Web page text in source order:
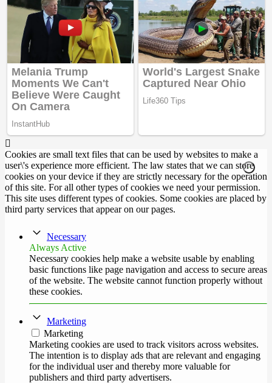
Cookies are small text files that can be used by websites to make a
user\'s experience more efficient. The law states that we can store
cookies on your device if they are strictly necessary for the operation
of this site. For all other types of cookies we need your permission.
This site uses different types of cookies. Some cookies are placed by
third party services that appear on our pages.
Necessary
Always Active
Necessary cookies help make a website usable by enabling
basic functions like page navigation and access to secure areas
of the website. The website cannot function properly without
these cookies.
Marketing
Marketing
Marketing cookies are used to track visitors across websites.
The intention is to display ads that are relevant and engaging
for the individual user and thereby more valuable for
publishers and third party advertisers.